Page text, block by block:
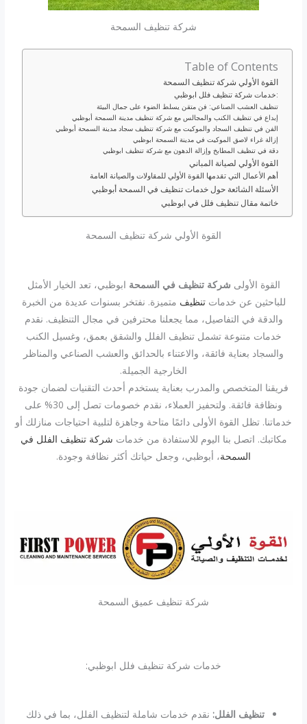
شركة تنظيف السمحة
Table of Contents
القوة الأولي شركة تنظيف السمحة
خدمات شركة تنظيف فلل ابوظبي:
تنظيف العشب الصناعي: فن متقن يسلط الضوء على جمال البيئة
إبداع في تنظيف الكنب والمجالس مع شركة تنظيف مدينة السمحة أبوظبي
الفن في تنظيف السجاد والموكيت مع شركة تنظيف سجاد مدينة السمحة أبوظبي
إزالة غراء لاصق الموكيت في مدينة السمحة ابوظبي
دقة في تنظيف المطابخ وإزالة الدهون مع شركة تنظيف ابوظبي
القوة الأولي لصيانة المباني
أهم الأعمال التي تقدمها القوة الأولي للمقاولات والصيانة العامة
الأسئلة الشائعة حول خدمات تنظيف في السمحة أبوظبي
خاتمة مقال تنظيف فلل في ابوظبي
القوة الأولي شركة تنظيف السمحة
القوة الأولى شركة تنظيف في السمحة ابوظبي، تعد الخيار الأمثل
للباحثين عن خدماتتنظيف متميزة. نفتخر بسنوات عديدة من الخبرة
والدقة في التفاصيل، مما يجعلنا محترفين في مجال التنظيف. نقدم
خدمات متنوعة تشمل تنظيف الفلل والشقق بعمق، وغسيل الكنب
والسجاد بعناية فائقة، والاعتناء بالحدائق والعشب الصناعي والمناظر
الخارجية الجميلة.
فريقنا المتخصص والمدرب بعناية يستخدم أحدث التقنيات لضمان جودة
ونظافة فائقة. ولتحفيز العملاء، نقدم خصومات تصل إلى 30% على
خدماتنا. تظل القوة الأولى دائمًا متاحة وجاهزة لتلبية احتياجات منازلك أو
مكاتبك. اتصل بنا اليوم للاستفادة من خدمات شركة تنظيف الفلل في
السمحة، أبوظبي، وجعل حياتك أكثر نظافة وجودة.
شركة تنظيف عميق السمحة
خدمات شركة تنظيف فلل ابوظبي:
تنظيف الفلل: نقدم خدمات شاملة لتنظيف الفلل، بما في ذلك